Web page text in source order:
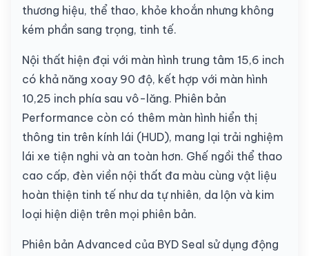
thương hiệu, thể thao, khỏe khoắn nhưng không
kém phần sang trọng, tinh tế.
Nội thất hiện đại với màn hình trung tâm 15,6 inch
có khả năng xoay 90 độ, kết hợp với màn hình
10,25 inch phía sau vô-lăng. Phiên bản
Performance còn có thêm màn hình hiển thị
thông tin trên kính lái (HUD), mang lại trải nghiệm
lái xe tiện nghi và an toàn hơn. Ghế ngồi thể thao
cao cấp, đèn viền nội thất đa màu cùng vật liệu
hoàn thiện tinh tế như da tự nhiên, da lộn và kim
loại hiện diện trên mọi phiên bản.
Phiên bản Advanced của BYD Seal sử dụng động